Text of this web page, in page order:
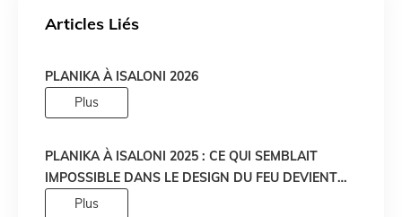
Articles Liés
PLANIKA À ISALONI 2026
Plus
PLANIKA À ISALONI 2025 : CE QUI SEMBLAIT
IMPOSSIBLE DANS LE DESIGN DU FEU DEVIENT
RÉALITÉ !
Plus